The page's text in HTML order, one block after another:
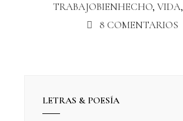
TRABAJOBIENHECHO, VIDA,
8 COMENTARIOS
LETRAS & POESÍA